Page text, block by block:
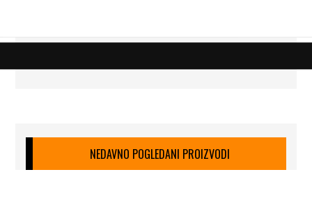
NEDAVNO POGLEDANI PROIZVODI